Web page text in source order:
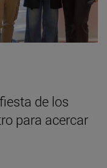
de los
para acercar